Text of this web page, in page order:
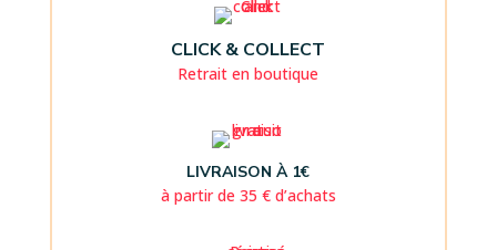
CLICK & COLLECT
Retrait en boutique
LIVRAISON À 1€
à partir de 35 € d’achats